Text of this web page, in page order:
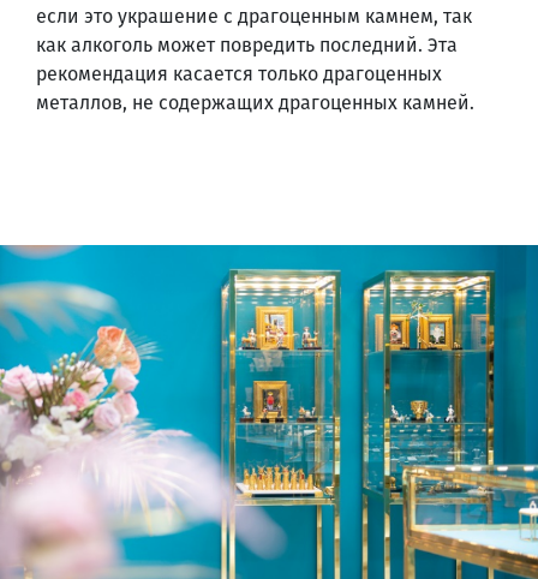
если это украшение с драгоценным камнем, так
как алкоголь может повредить последний. Эта
рекомендация касается только драгоценных
металлов, не содержащих драгоценных камней.